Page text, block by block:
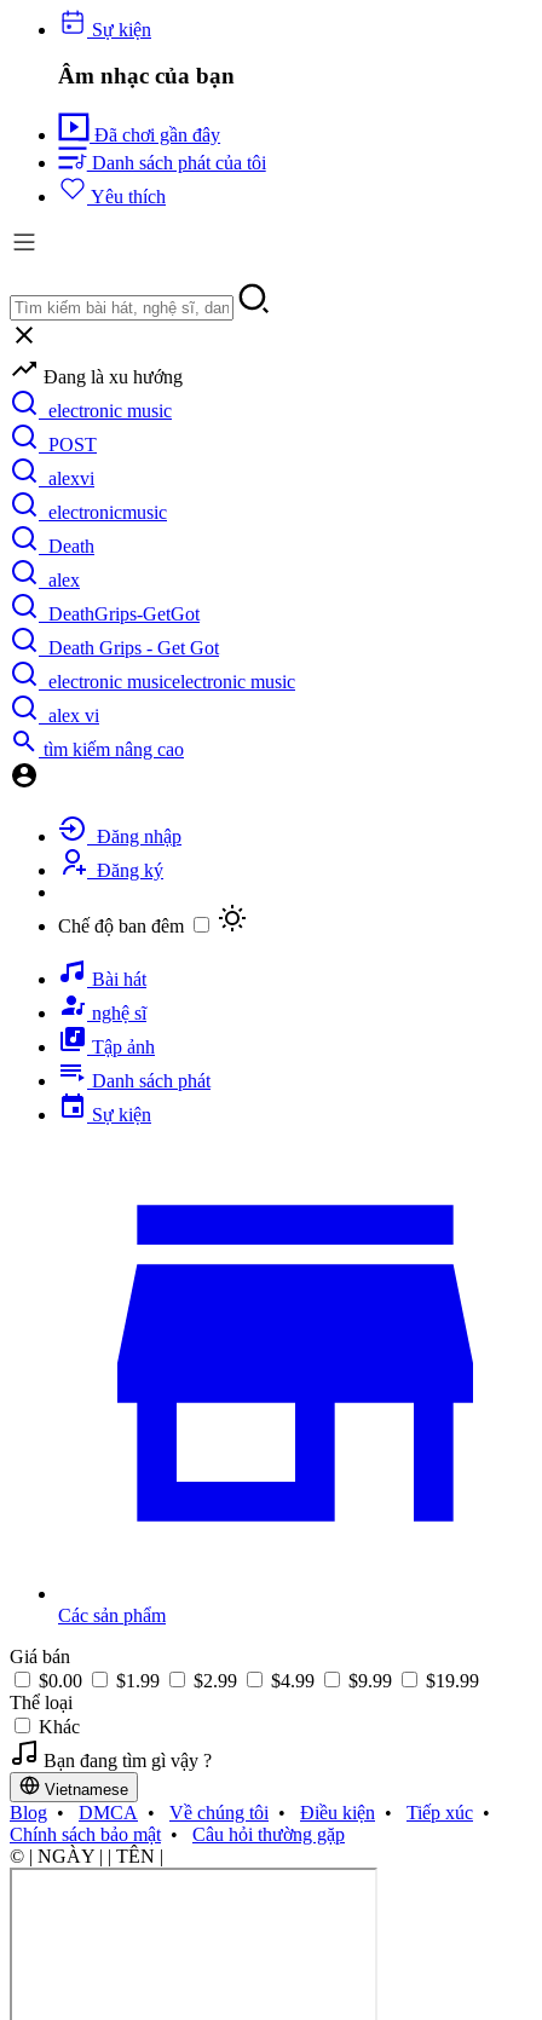
Sự kiện
Âm nhạc của bạn
Đã chơi gần đây
Danh sách phát của tôi
Yêu thích
Đang là xu hướng
electronic music
POST
alexvi
electronicmusic
Death
alex
DeathGrips-GetGot
Death Grips - Get Got
electronic musicelectronic music
alex vi
tìm kiếm nâng cao
Đăng nhập
Đăng ký
Chế độ ban đêm
Bài hát
nghệ sĩ
Tập ảnh
Danh sách phát
Sự kiện
Các sản phẩm
Giá bán
$0.00
$1.99 $2.99 $4.99 $9.99
$19.99
Thể loại
Khác
Bạn đang tìm gì vậy ?
Vietnamese
Blog • DMCA • Về chúng tôi • Điều kiện • Tiếp xúc •
Chính sách bảo mật • Câu hỏi thường gặp
© | NGÀY | | TÊN |